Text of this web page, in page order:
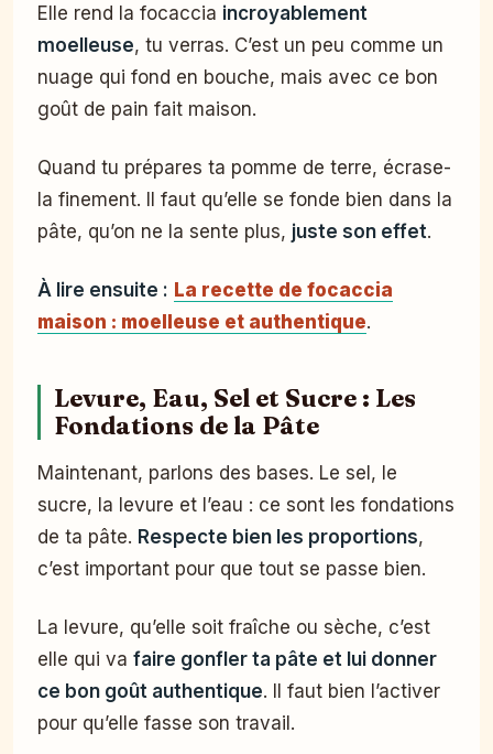
Elle rend la focaccia incroyablement
moelleuse, tu verras. C’est un peu comme un
nuage qui fond en bouche, mais avec ce bon
goût de pain fait maison.
Quand tu prépares ta pomme de terre, écrase-
la finement. Il faut qu’elle se fonde bien dans la
pâte, qu’on ne la sente plus, juste son effet.
À lire ensuite : La recette de focaccia
maison : moelleuse et authentique.
Levure, Eau, Sel et Sucre : Les
Fondations de la Pâte
Maintenant, parlons des bases. Le sel, le
sucre, la levure et l’eau : ce sont les fondations
de ta pâte. Respecte bien les proportions,
c’est important pour que tout se passe bien.
La levure, qu’elle soit fraîche ou sèche, c’est
elle qui va faire gonfler ta pâte et lui donner
ce bon goût authentique. Il faut bien l’activer
pour qu’elle fasse son travail.